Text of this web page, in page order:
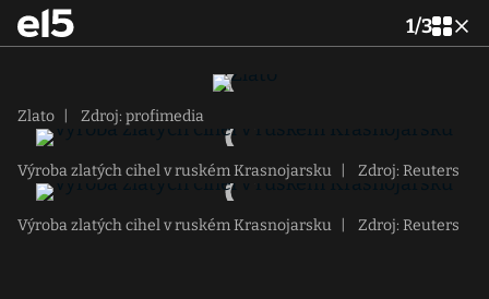
1/3
Zlato Zdroj: profimedia
Výroba zlatých cihel v ruském Krasnojarsku Zdroj: Reuters
Výroba zlatých cihel v ruském Krasnojarsku Zdroj: Reuters